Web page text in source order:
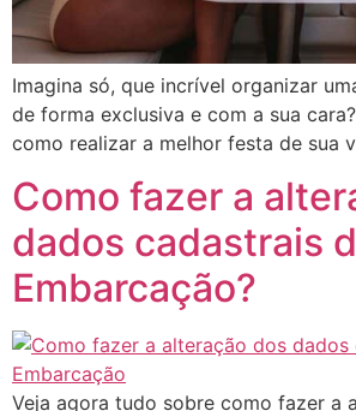
Imagina só, que incrível organizar
de forma exclusiva e com a sua
como realizar a melhor festa de sua
Como fazer a
dados cadastrais
Embarcação?
Veja agora tudo sobre como fazer a